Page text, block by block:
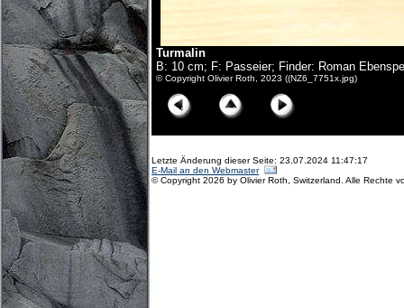
Turmalin
B: 10 cm; F: Passeier; Finder: Roman
© Copyright Olivier Roth, 2023 ((NZ6_7751x.jpg)
Letzte Änderung dieser Seite: 23.07.2024 11:47:17
E-Mail an den Webmaster
© Copyright 2026 by Olivier Roth, Switzerland. Alle Rechte